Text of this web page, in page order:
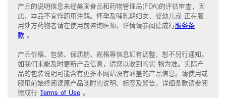
产品的说明信息未经美国食品和药物管理局(FDA)的评估审查，因
此，本品不宜作药用注解。怀孕及哺乳期妇女、婴幼儿或 正在服
用处方药物者请在使用前咨询医师。详情请参阅德成行服务条
款 。
产品价格、包装、保质期、规格等信息如有调整，恕不另行通知。
如我们未能及时更新产品信息， 请您以收到的实 物为准。 实际产
品的包装说明可能含有更多本网站没有涵盖的产品信息。请使用或
服用前始终阅读原产品随附的说明、 标签及警告。 详细条款请参阅
德成行 Terms of Use 。